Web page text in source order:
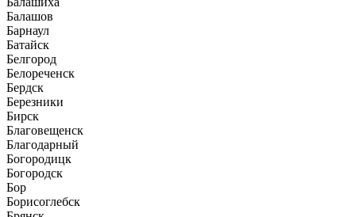
Балашов
Барнаул
Батайск
Белгород
Белореченск
Бердск
Березники
Бирск
Благовещенск
Благодарный
Богородицк
Богородск
Бор
Борисоглебск